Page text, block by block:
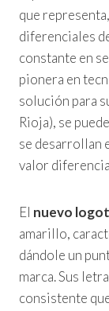
que
diferenciales
constante en
pionera en
solución para
Rioja), se
se desarrollan
valor
El nuevo
amarillo,
dándole un
marca. Sus
consistente